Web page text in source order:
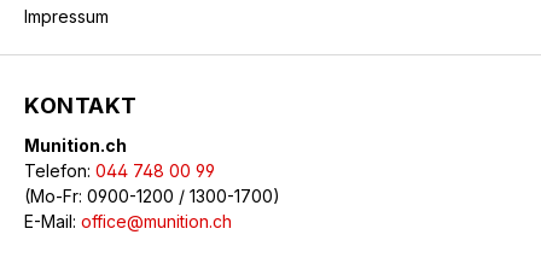
Impressum
KONTAKT
Munition.ch
Telefon: 044 748 00 99
(Mo-Fr: 0900-1200 / 1300-1700)
E-Mail: office@munition.ch